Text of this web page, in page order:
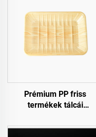
Prémium PP friss
termékek tálcái
zöldségeknek és